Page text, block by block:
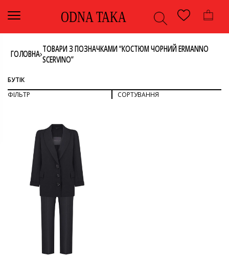
ODNA TAKA
ГОЛОВНА›ТОВАРИ З ПОЗНАЧКАМИ “КОСТЮМ ЧОРНИЙ ERMANNO
SCERVINO”
БУТІК
ФІЛЬТР
СОРТУВАННЯ
ДИВИТИСЯ ВСЕ
КОСТЮМ
КОСТЮМ З БРЮКАМИ
ОДЯГ
ЧОРНИЙ
РОЗМІР
ERMANNO SCERVINO
СОРТУВАТИ ЗА ЦІНОЮ: ВІД НИЖЧОЇ ДО ВИЩОЇ
СОРТУВАТИ ЗА ЦІНОЮ: ВІД ВИЩОЇ ДО НИЖЧОЇ